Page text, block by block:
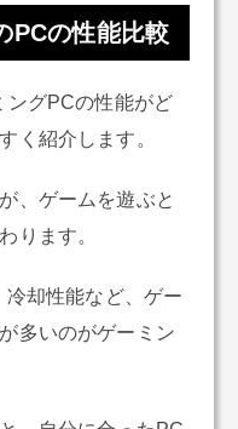
PCの性能比較
ングPCの性能がど
く紹介します。
、ゲームを遊ぶと
ります。
却性能など、ゲー
多いのがゲーミン